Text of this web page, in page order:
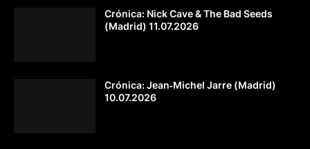
Crónica: Nick Cave & The Bad Seeds
(Madrid) 11.07.2026
Crónica: Jean‐Michel Jarre (Madrid)
10.07.2026